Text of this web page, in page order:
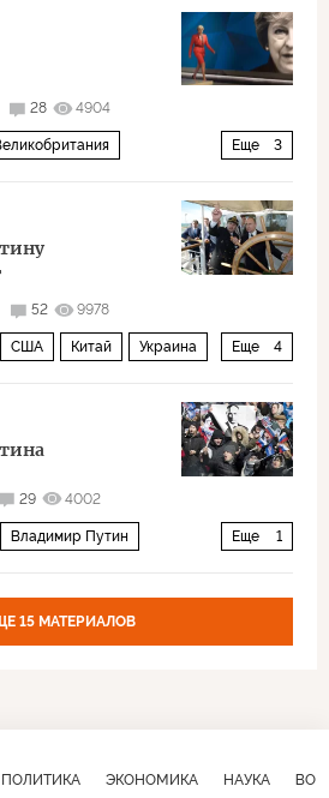
28 4904
Еще 3
52 9978
Еще 4
США Китай Украина
29 4002
Еще 1
Владимир Путин
15 МАТЕРИАЛОВ
ПОЛИТИКА ЭКОНОМИКА НАУКА